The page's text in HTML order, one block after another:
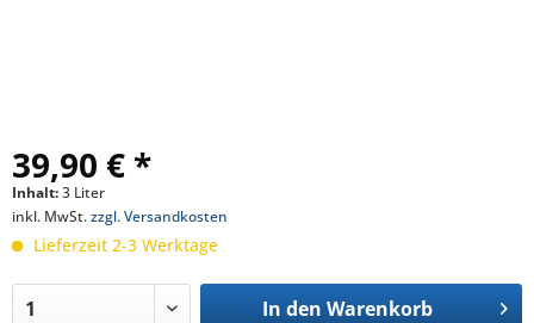
39,90 € *
Inhalt:3 Liter
inkl. MwSt.zzgl. Versandkosten
Lieferzeit 2-3 Werktage
In den Warenkorb